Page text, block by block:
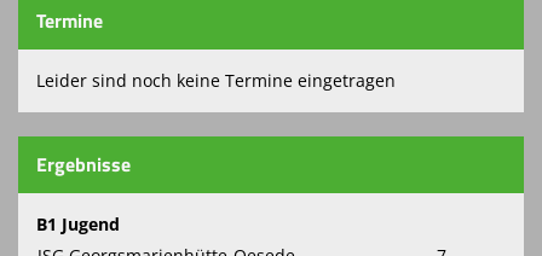
Termine
Leider sind noch keine Termine eingetragen
Ergebnisse
B1 Jugend